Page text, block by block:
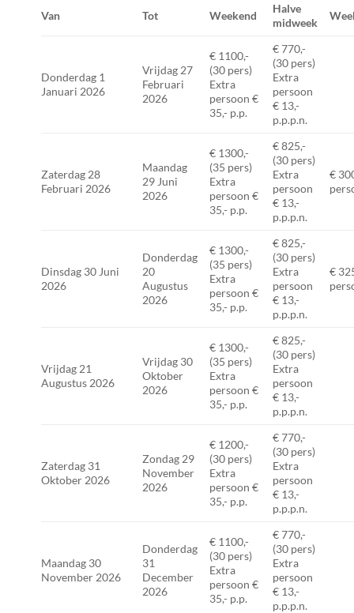
Van Tot Weekend
Halve
midweek
Donderdag 1
Januari 2026
Vrijdag 27
Februari
2026
€ 1100,-
(30 pers)
Extra
persoon €
35,- p.p.
€ 770,-
(30 pers)
Extra
persoon
€ 13,-
p.p.p.n.
Zaterdag 28
Februari 2026
Maandag
29 Juni
2026
€ 1300,-
(35 pers)
Extra
persoon €
35,- p.p.
€ 825,-
(30 pers)
Extra
persoon
€ 13,-
p.p.p.n.
€
Dinsdag 30 Juni
2026
Donderdag
20
Augustus
2026
€ 1300,-
(35 pers)
Extra
persoon €
35,- p.p.
€ 825,-
(30 pers)
Extra
persoon
€ 13,-
p.p.p.n.
€
Vrijdag 21
Augustus 2026
Vrijdag 30
Oktober
2026
€ 1300,-
(35 pers)
Extra
persoon €
35,- p.p.
€ 825,-
(30 pers)
Extra
persoon
€ 13,-
p.p.p.n.
Zaterdag 31
Oktober 2026
Zondag 29
November
2026
€ 1200,-
(30 pers)
Extra
persoon €
35,- p.p.
€ 770,-
(30 pers)
Extra
persoon
€ 13,-
p.p.p.n.
Maandag 30
November 2026
Donderdag
31
December
2026
€ 1100,-
(30 pers)
Extra
persoon €
35,- p.p.
€ 770,-
(30 pers)
Extra
persoon
€ 13,-
p.p.p.n.